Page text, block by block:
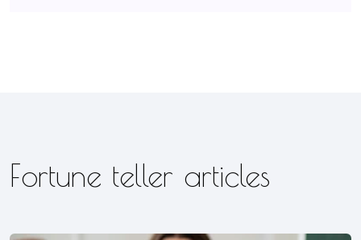
Fortune teller articles